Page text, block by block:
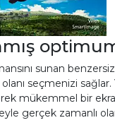
sunan
seçmenizi sağlar.
mükemmel bir
gerçek zamanlı